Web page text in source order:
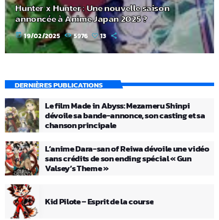
Hunter x Hunter : Une nouvelle saison
annoncée à Anime Japan 2025 ?
today 19/02/2025 5976 13
DERNIÈRES PUBLICATIONS
Le film Made in Abyss: Mezameru Shinpi
dévoile sa bande-annonce, son casting et sa
chanson principale
L’anime Dara-san of Reiwa dévoile une vidéo
sans crédits de son ending spécial « Gun
Valsey’s Theme »
Kid Pilote – Esprit de la course